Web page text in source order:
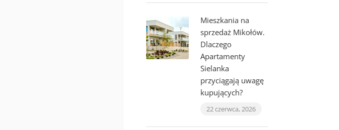
Mieszkania na
sprzedaż Mikołów.
Dlaczego
Apartamenty
Sielanka
przyciągają uwagę
kupujących?
22 czerwca, 2026